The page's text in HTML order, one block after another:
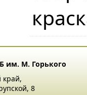
им. М. Горького
край,
8